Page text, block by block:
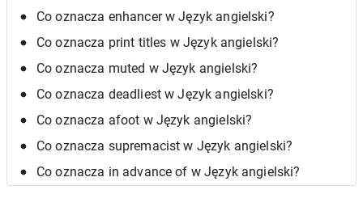
Co oznacza enhancer w Język angielski?
Co oznacza print titles w Język angielski?
Co oznacza muted w Język angielski?
Co oznacza deadliest w Język angielski?
Co oznacza afoot w Język angielski?
Co oznacza supremacist w Język angielski?
Co oznacza in advance of w Język angielski?